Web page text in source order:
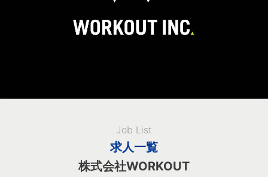
Job List
求人一覧
株式会社WORKOUT